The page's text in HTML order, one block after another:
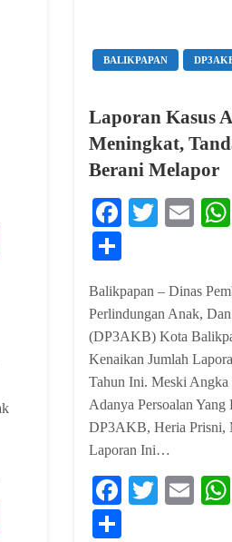
Pinterest
Pinterest
BALIKPAPAN
Laporan Kasus
Meningkat,
Berani Melapor
Facebook
Twitter
Balikpapan – Dinas
Perlindungan Anak,
(DP3AKB) Kota
Kenaikan Jumlah
Tahun Ini. Meski Angka
Adanya Persoalan
DP3AKB, Heria Prisni,
Laporan Ini…
Facebook
Twitter